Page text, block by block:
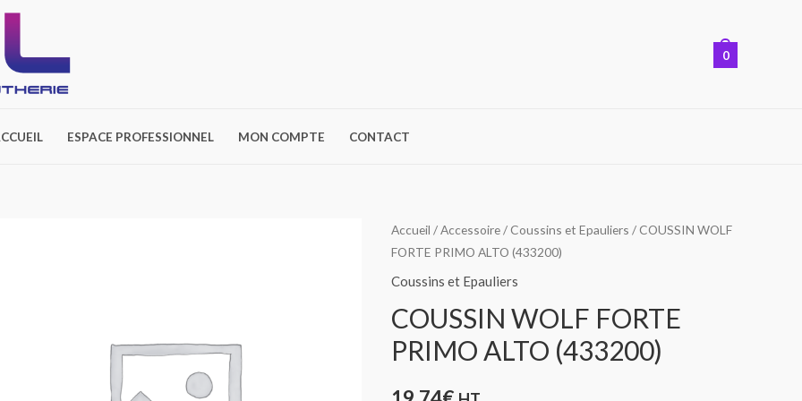
0
ESPACE PROFESSIONNEL MON COMPTE CONTACT
Accueil /Accessoire/Coussins et Epauliers / COUSSIN WOLF
FORTE PRIMO ALTO (433200)
Coussins et Epauliers
COUSSIN WOLF FORTE
PRIMO ALTO (433200)